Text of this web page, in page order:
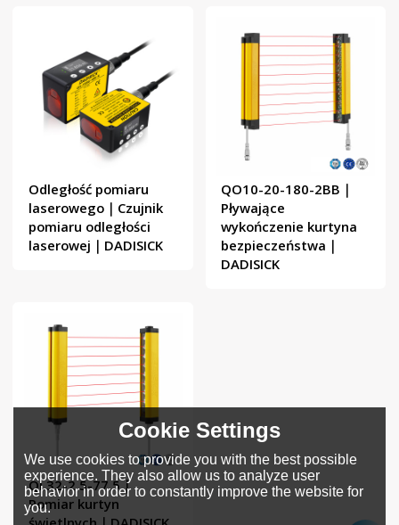
Odległość pomiaru
laserowego｜Czujnik
pomiaru odległości
laserowej｜DADISICK
QO10-20-180-2BB｜
Pływające
wykończenie kurtyna
bezpieczeństwa｜
DADISICK
QL32-2.5-77.5｜
Pomiar kurtyn
Cookie Settings
We use cookies to provide you with the best possible
experience. They also allow us to analyze user
behavior in order to constantly improve the website for
you.